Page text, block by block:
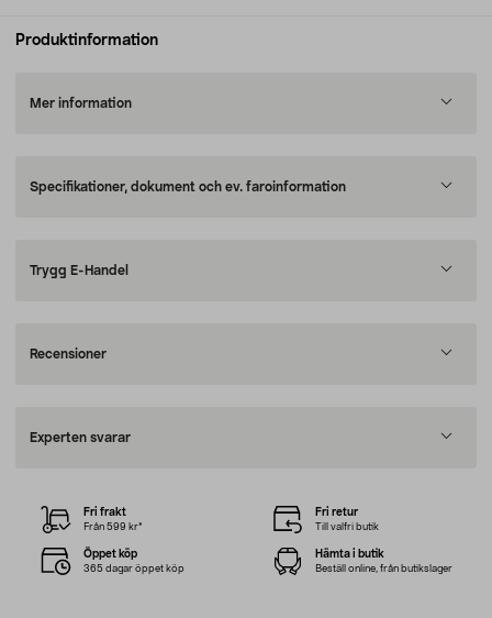
Produktinformation
Mer information
Specifikationer, dokument och ev. faroinformation
Trygg E-Handel
Recensioner
Experten svarar
Fri frakt
Från 599 kr*
Fri retur
Till valfri butik
Öppet köp
365 dagar öppet köp
Hämta i butik
Beställ online, från butikslager